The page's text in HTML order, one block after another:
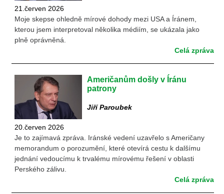
21.červen 2026
Moje skepse ohledně mírové dohody mezi USA a Íránem,
kterou jsem interpretoval několika médiím, se ukázala jako
plně oprávněná.
Celá zpráva
Američanům došly v Íránu
patrony
Jiří Paroubek
20.červen 2026
Je to zajímavá zpráva. Iránské vedení uzavřelo s Američany
memorandum o porozumění, které otevírá cestu k dalšímu
jednání vedoucímu k trvalému mírovému řešení v oblasti
Perského zálivu.
Celá zpráva